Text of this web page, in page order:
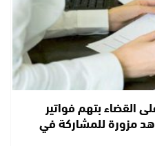
القضاء بتهم فواتير
مزورة للمشاركة في